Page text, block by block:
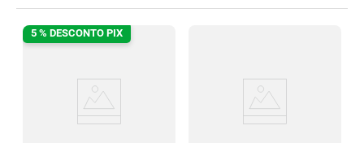
5 % DESCONTO PIX